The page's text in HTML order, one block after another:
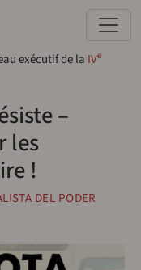
exécutif de la IVe
–
les
!
DEL PODER